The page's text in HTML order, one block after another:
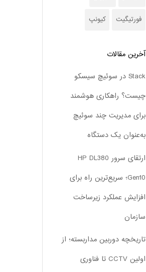
فورتیگیت کیونپ
آخرین مقالات
Stack در سوئیچ سیسکو
چیست؟ راهکاری هوشمند
برای مدیریت چند سوئیچ
به‌عنوان یک دستگاه
ارتقای سرور HP DL380
Gen10؛ سریع‌ترین راه برای
افزایش عملکرد زیرساخت
سازمان
تاریخچه دوربین مداربسته؛ از
اولین CCTV تا فناوری